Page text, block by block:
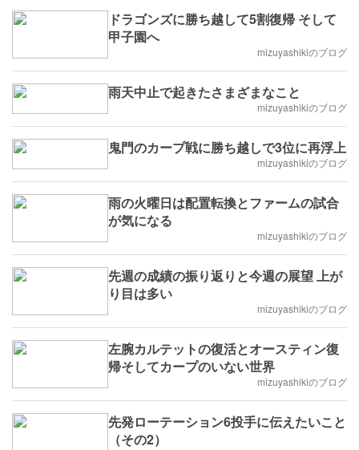
ドラゴンズに勝ち越して5割復帰 そして
甲子園へ
mizuyashikiのブログ
雨天中止で起きたさまざまなこと
mizuyashikiのブログ
鬼門のカープ戦に勝ち越しで3位に再浮上
mizuyashikiのブログ
雨の火曜日は配置転換とファームの試合
が気になる
mizuyashikiのブログ
先週の成績の振り返りと今週の展望 上が
り目は多い
mizuyashikiのブログ
左腕カルテットの復活とオースティン復
帰そしてカープのいない世界
mizuyashikiのブログ
先発ローテーション6投手に伝えたいこと
（その2）